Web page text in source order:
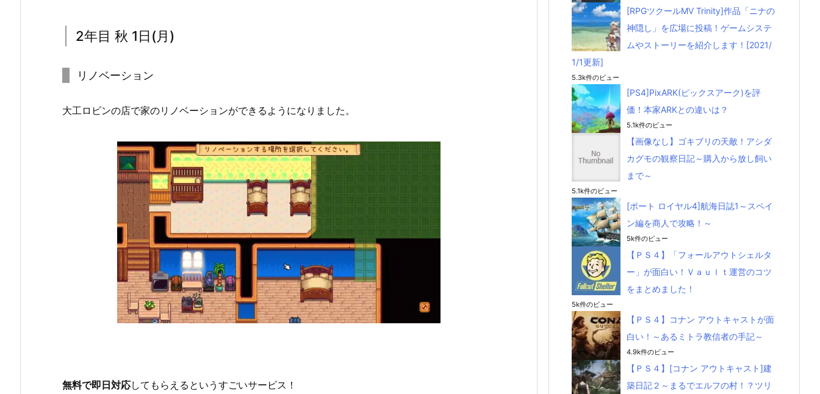
2年目 秋 1日(月)
リノベーション
大工ロビンの店で家のリノベーションができるようになりました。
無料で即日対応してもらえるというすごいサービス！
[RPGツクールMV Trinity]作品「ニナの
神隠し」を広場に投稿！ゲームシステ
ムやストーリーを紹介します！[2021/
1/1更新]
5.3k件のビュー
[PS4]PixARK(ピックスアーク)を評
価！本家ARKとの違いは？
5.1k件のビュー
【画像なし】ゴキブリの天敵！アシダ
カグモの観察日記～購入から放し飼い
まで～
5.1k件のビュー
[ポート ロイヤル4]航海日誌1～スペイ
ン編を商人で攻略！～
5k件のビュー
【ＰＳ４】「フォールアウトシェルタ
ー」が面白い！Ｖａｕｌｔ運営のコツ
をまとめました！
5k件のビュー
【ＰＳ４】コナン アウトキャストが面
白い！～あるミトラ教信者の手記～
4.9k件のビュー
【ＰＳ４】[コナン アウトキャスト]建
築日記２～まるでエルフの村！？ツリ